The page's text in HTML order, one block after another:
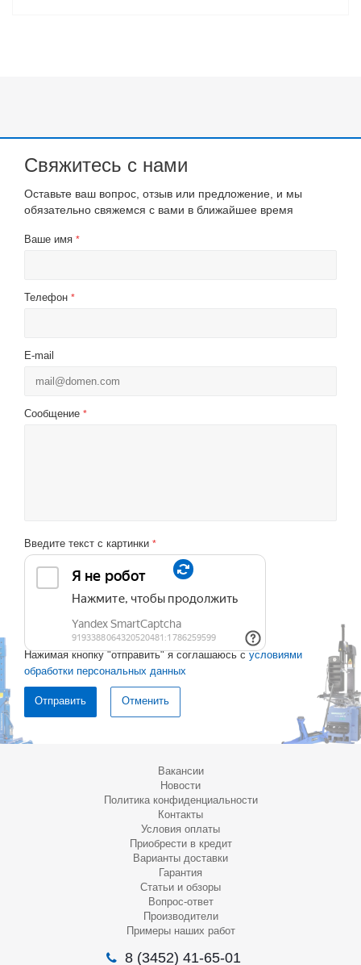
Свяжитесь с нами
Оставьте ваш вопрос, отзыв или предложение, и мы
обязательно свяжемся с вами в ближайшее время
Ваше имя *
Телефон *
E-mail
Сообщение *
Введите текст с картинки *
Нажимая кнопку "отправить" я соглашаюсь с условиями
обработки персональных данных
Отменить
Вакансии
Новости
Политика конфиденциальности
Контакты
Условия оплаты
Приобрести в кредит
Варианты доставки
Гарантия
Статьи и обзоры
Вопрос-ответ
Производители
Примеры наших работ
8 (3452) 41-65-01